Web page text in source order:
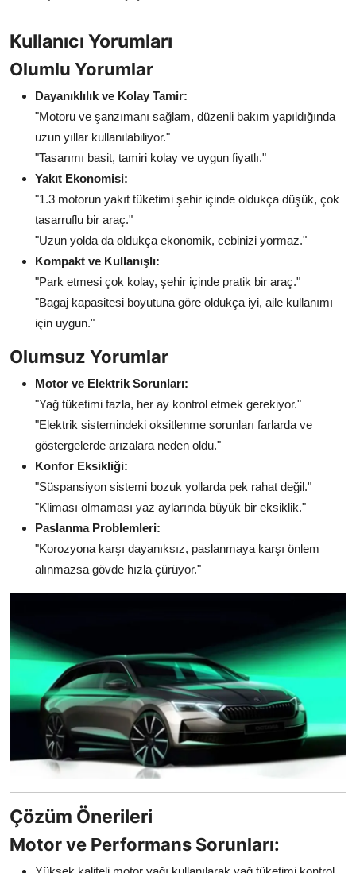
Kullanıcı Yorumları
Olumlu Yorumlar
Dayanıklılık ve Kolay Tamir:
"Motoru ve şanzımanı sağlam, düzenli bakım yapıldığında
uzun yıllar kullanılabiliyor."
"Tasarımı basit, tamiri kolay ve uygun fiyatlı."
Yakıt Ekonomisi:
"1.3 motorun yakıt tüketimi şehir içinde oldukça düşük, çok
tasarruflu bir araç."
"Uzun yolda da oldukça ekonomik, cebinizi yormaz."
Kompakt ve Kullanışlı:
"Park etmesi çok kolay, şehir içinde pratik bir araç."
"Bagaj kapasitesi boyutuna göre oldukça iyi, aile kullanımı
için uygun."
Olumsuz Yorumlar
Motor ve Elektrik Sorunları:
"Yağ tüketimi fazla, her ay kontrol etmek gerekiyor."
"Elektrik sistemindeki oksitlenme sorunları farlarda ve
göstergelerde arızalara neden oldu."
Konfor Eksikliği:
"Süspansiyon sistemi bozuk yollarda pek rahat değil."
"Kliması olmaması yaz aylarında büyük bir eksiklik."
Paslanma Problemleri:
"Korozyona karşı dayanıksız, paslanmaya karşı önlem
alınmazsa gövde hızla çürüyor."
Çözüm Önerileri
Motor ve Performans Sorunları: